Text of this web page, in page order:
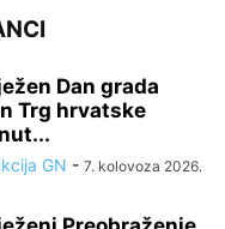
Dan grada
Trg hrvatske
GN - 7. kolovoza 2026.